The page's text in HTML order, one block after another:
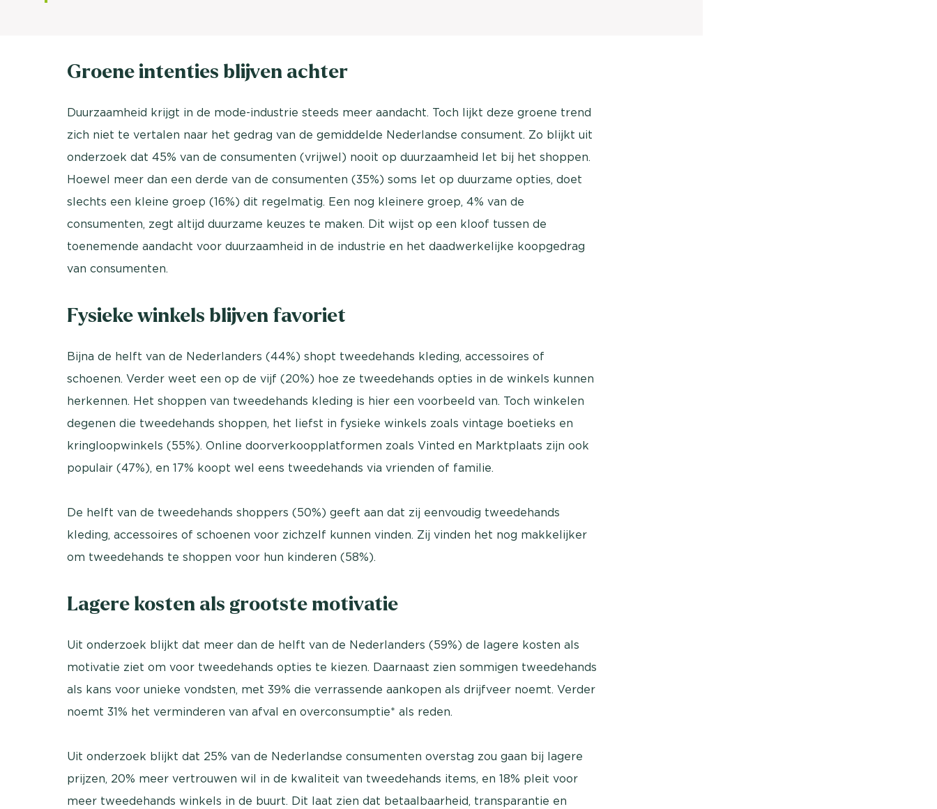
Groene intenties blijven achter
Duurzaamheid krijgt in de mode-industrie steeds meer aandacht. Toch lijkt deze groene trend
zich niet te vertalen naar het gedrag van de gemiddelde Nederlandse consument. Zo blijkt uit
onderzoek dat 45% van de consumenten (vrijwel) nooit op duurzaamheid let bij het shoppen.
Hoewel meer dan een derde van de consumenten (35%) soms let op duurzame opties, doet
slechts een kleine groep (16%) dit regelmatig. Een nog kleinere groep, 4% van de
consumenten, zegt altijd duurzame keuzes te maken. Dit wijst op een kloof tussen de
toenemende aandacht voor duurzaamheid in de industrie en het daadwerkelijke koopgedrag
van consumenten.
Fysieke winkels blijven favoriet
Bijna de helft van de Nederlanders (44%) shopt tweedehands kleding, accessoires of
schoenen. Verder weet een op de vijf (20%) hoe ze tweedehands opties in de winkels kunnen
herkennen. Het shoppen van tweedehands kleding is hier een voorbeeld van. Toch winkelen
degenen die tweedehands shoppen, het liefst in fysieke winkels zoals vintage boetieks en
kringloopwinkels (55%). Online doorverkoopplatformen zoals Vinted en Marktplaats zijn ook
populair (47%), en 17% koopt wel eens tweedehands via vrienden of familie.
De helft van de tweedehands shoppers (50%) geeft aan dat zij eenvoudig tweedehands
kleding, accessoires of schoenen voor zichzelf kunnen vinden. Zij vinden het nog makkelijker
om tweedehands te shoppen voor hun kinderen (58%).
Lagere kosten als grootste motivatie
Uit onderzoek blijkt dat meer dan de helft van de Nederlanders (59%) de lagere kosten als
motivatie ziet om voor tweedehands opties te kiezen. Daarnaast zien sommigen tweedehands
als kans voor unieke vondsten, met 39% die verrassende aankopen als drijfveer noemt. Verder
noemt 31% het verminderen van afval en overconsumptie* als reden.
Uit onderzoek blijkt dat 25% van de Nederlandse consumenten overstag zou gaan bij lagere
prijzen, 20% meer vertrouwen wil in de kwaliteit van tweedehands items, en 18% pleit voor
meer tweedehands winkels in de buurt. Dit laat zien dat betaalbaarheid, transparantie en